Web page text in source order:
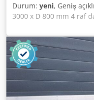
Durum: yeni, Geniş
3000 x D 800 mm 4 raf
ile ~ 300 kg #-#-#-#-#-
raflar şunlardan oluşur:
demonte, çapraz ve
taban plakalari 8x
dahil 4x raf yaklaşık
Kalınlık: 22 mm